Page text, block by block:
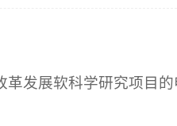
发展软科学研究项目